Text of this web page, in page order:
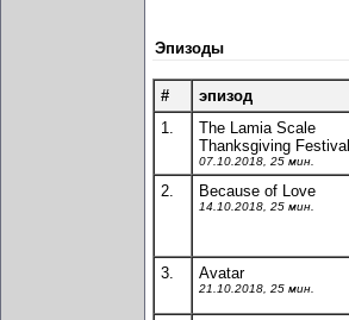
Эпизоды
# эпизод
1.
The Lamia Scale
Thanksgiving Festival
07.10.2018, 25 мин.
2. Because of Love
14.10.2018, 25 мин.
3. Avatar
21.10.2018, 25 мин.